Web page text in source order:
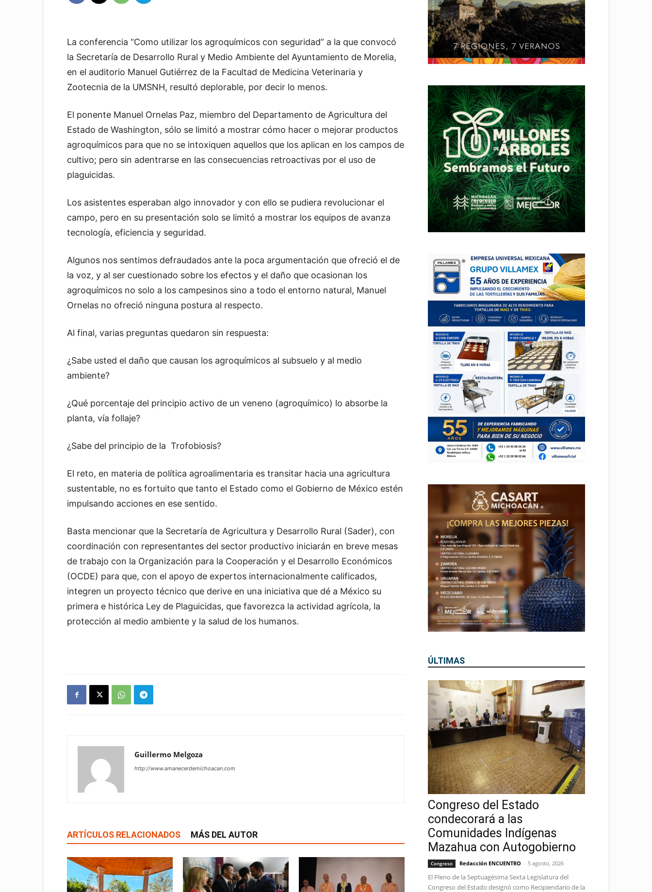
La conferencia “Como utilizar los agroquímicos con seguridad” a la que convocó
la Secretaría de Desarrollo Rural y Medio Ambiente del Ayuntamiento de Morelia,
en el auditorio Manuel Gutiérrez de la Facultad de Medicina Veterinaria y
Zootecnia de la UMSNH, resultó deplorable, por decir lo menos.
El ponente Manuel Ornelas Paz, miembro del Departamento de Agricultura del
Estado de Washington, sólo se limitó a mostrar cómo hacer o mejorar productos
agroquímicos para que no se intoxiquen aquellos que los aplican en los campos de
cultivo; pero sin adentrarse en las consecuencias retroactivas por el uso de
plaguicidas.
Los asistentes esperaban algo innovador y con ello se pudiera revolucionar el
campo, pero en su presentación solo se limitó a mostrar los equipos de avanza
tecnología, eficiencia y seguridad.
Algunos nos sentimos defraudados ante la poca argumentación que ofreció el de
la voz, y al ser cuestionado sobre los efectos y el daño que ocasionan los
agroquímicos no solo a los campesinos sino a todo el entorno natural, Manuel
Ornelas no ofreció ninguna postura al respecto.
Al final, varias preguntas quedaron sin respuesta:
¿Sabe usted el daño que causan los agroquímicos al subsuelo y al medio
ambiente?
¿Qué porcentaje del principio activo de un veneno (agroquímico) lo absorbe la
planta, vía follaje?
¿Sabe del principio de la Trofobiosis?
El reto, en materia de política agroalimentaria es transitar hacia una agricultura
sustentable, no es fortuito que tanto el Estado como el Gobierno de México estén
impulsando acciones en ese sentido.
Basta mencionar que la Secretaría de Agricultura y Desarrollo Rural (Sader), con
coordinación con representantes del sector productivo iniciarán en breve mesas
de trabajo con la Organización para la Cooperación y el Desarrollo Económicos
(OCDE) para que, con el apoyo de expertos internacionalmente calificados,
integren un proyecto técnico que derive en una iniciativa que dé a México su
primera e histórica Ley de Plaguicidas, que favorezca la actividad agrícola, la
protección al medio ambiente y la salud de los humanos.
Guillermo Melgoza
http://www.amanecerdemichoacan.com
ARTÍCULOS RELACIONADOS MÁS DEL AUTOR
ÚLTIMAS
Congreso del Estado
condecorará a las
Comunidades Indígenas
Mazahua con Autogobierno
Congreso Redacción ENCUENTRO - 5 agosto, 2026
El Pleno de la Septuagésima Sexta Legislatura del
Congreso del Estado designó como Recipiendario de la